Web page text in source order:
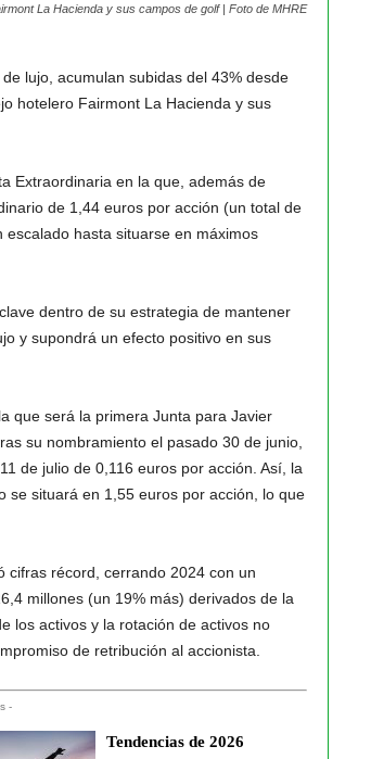
La Hacienda y sus campos de golf | Foto de MHRE
lujo, acumulan subidas del 43% desde
hotelero Fairmont La Hacienda y sus
Extraordinaria en la que, además de
de 1,44 euros por acción (un total de
hasta situarse en máximos
dentro de su estrategia de mantener
y supondrá un efecto positivo en sus
que será la primera Junta para Javier
su nombramiento el pasado 30 de junio,
de julio de 0,116 euros por acción. Así, la
se situará en 1,55 euros por acción, lo que
cifras récord, cerrando 2024 con un
millones (un 19% más) derivados de la
los activos y la rotación de activos no
de retribución al accionista.
-
Tendencias de 2026